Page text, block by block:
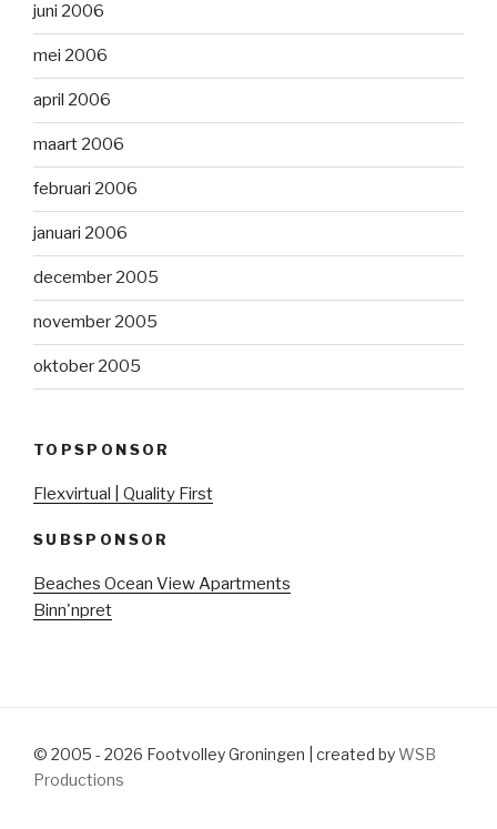
juni 2006
mei 2006
april 2006
maart 2006
februari 2006
januari 2006
december 2005
november 2005
oktober 2005
TOPSPONSOR
Flexvirtual | Quality First
SUBSPONSOR
Beaches Ocean View Apartments
Binn'npret
© 2005 - 2026 Footvolley Groningen | created byWSB
Productions